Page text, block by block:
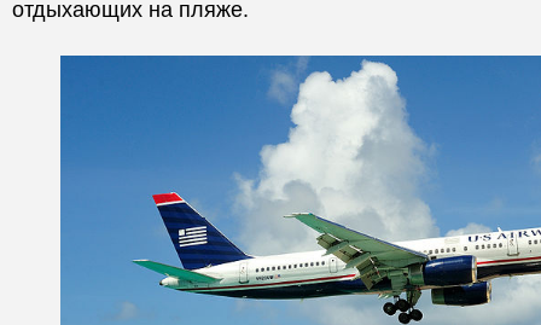
отдыхающих на пляже.